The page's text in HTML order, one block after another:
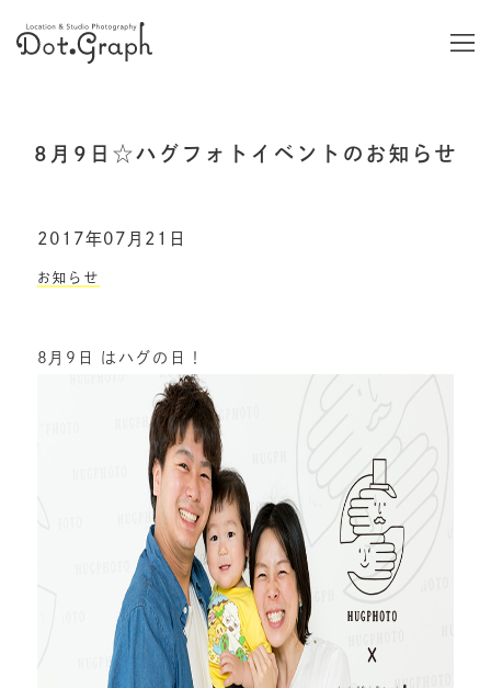
8月9日☆ハグフォトイベントのお知らせ
2017年07月21日
お知らせ
8月9日はハグの日！